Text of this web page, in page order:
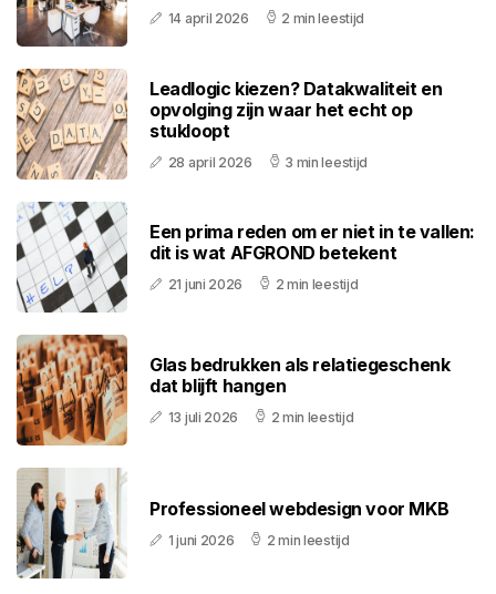
14 april 2026 2 min leestijd
Leadlogic kiezen? Datakwaliteit en
opvolging zijn waar het echt op
stukloopt
28 april 2026 3 min leestijd
Een prima reden om er niet in te vallen:
dit is wat AFGROND betekent
21 juni 2026 2 min leestijd
Glas bedrukken als relatiegeschenk
dat blijft hangen
13 juli 2026 2 min leestijd
Professioneel webdesign voor MKB
1 juni 2026 2 min leestijd